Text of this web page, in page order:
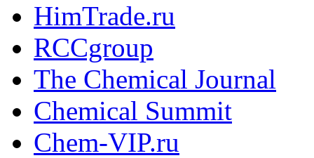
HimTrade.ru
RCCgroup
The Chemical Journal
Chemical Summit
Chem-VIP.ru